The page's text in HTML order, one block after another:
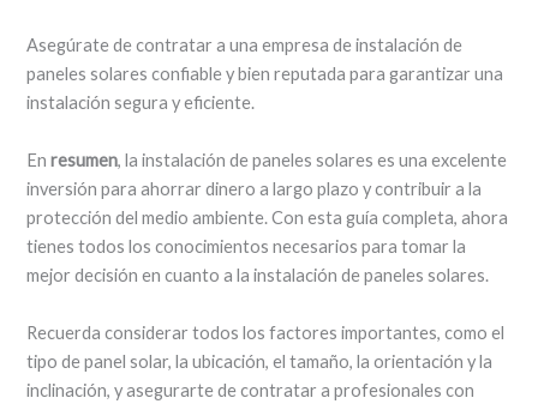
Asegúrate de contratar a una empresa de instalación de
paneles solares confiable y bien reputada para garantizar una
instalación segura y eficiente.
Enresumen, la instalación de paneles solares es una excelente
inversión para ahorrar dinero a largo plazo y contribuir a la
protección del medio ambiente. Con esta guía completa, ahora
tienes todos los conocimientos necesarios para tomar la
mejor decisión en cuanto a la instalación de paneles solares.
Recuerda considerar todos los factores importantes, como el
tipo de panel solar, la ubicación, el tamaño, la orientación y la
inclinación, y asegurarte de contratar a profesionales con